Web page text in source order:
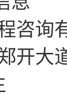
咨询
开大